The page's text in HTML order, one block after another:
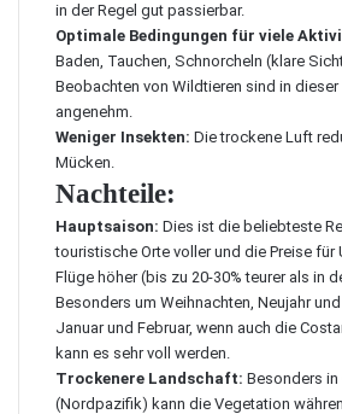
in der Regel gut passierbar.
Optimale Bedingungen für viele
Baden, Tauchen, Schnorcheln (klare
Beobachten von Wildtieren sind in
angenehm.
Weniger Insekten: Die trockene Luft
Mücken.
Nachteile:
Hauptsaison: Dies ist die beliebteste
touristische Orte voller und die Preise für
Flüge höher (bis zu 20-30% teurer als in
Besonders um Weihnachten, Neujahr
Januar und Februar, wenn auch die
kann es sehr voll werden.
Trockenere Landschaft: Besonders in
(Nordpazifik) kann die Vegetation